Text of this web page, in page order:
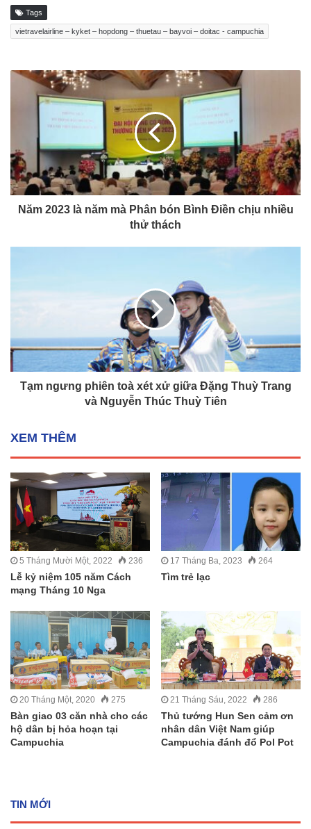
Tags
vietravelairline – kyket – hopdong – thuetau – bayvoi – doitac - campuchia
Năm 2023 là năm mà Phân bón Bình Điền chịu nhiều
thử thách
Tạm ngưng phiên toà xét xử giữa Đặng Thuỳ Trang
và Nguyễn Thúc Thuỳ Tiên
XEM THÊM
5 Tháng Mười Một, 2022 236
Lễ kỷ niệm 105 năm Cách
mạng Tháng 10 Nga
17 Tháng Ba, 2023 264
Tìm trẻ lạc
20 Tháng Một, 2020 275
Bàn giao 03 căn nhà cho các
hộ dân bị hỏa hoạn tại
Campuchia
21 Tháng Sáu, 2022 286
Thủ tướng Hun Sen cảm ơn
nhân dân Việt Nam giúp
Campuchia đánh đổ Pol Pot
TIN MỚI